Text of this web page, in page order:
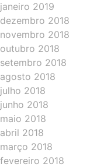
janeiro 2019
dezembro 2018
novembro 2018
outubro 2018
setembro 2018
agosto 2018
julho 2018
junho 2018
maio 2018
abril 2018
março 2018
fevereiro 2018